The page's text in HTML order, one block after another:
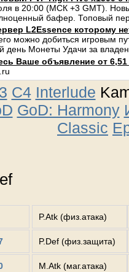
в 20:00 (МСК +3 GMT).
бафер. Топовый
L2Essence которому
можно добиться игровым
день Монеты Удачи за
Ваше объявление от 6,51
C4 Interlude
GoD: Harmony
Classic
P.Atk (физ.атака)
P.Def (физ.защита)
M.Atk (маг.атака)